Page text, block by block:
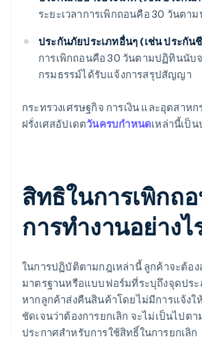
ระยะเวลาการเพิกถอนคือ 30 วันตา
ประกันภัยประเภทอื่นๆ (เช่น ประกัน
การเพิกถอนคือ 30 วันตามปฏิทินนับ
กรมธรรม์ได้รับแจ้งการสรุปสัญญา
กระทรวงเศรษฐกิจ การเงิน และอุตสาห
ฝรั่งเศสอัปเดตวันครบกําหนดเหล่านี้เป็น
สิทธิในการเพิกถ
การทำงานอย่างไ
ในการปฏิบัติตามกฎเหล่านี้ ลูกค้าจะต้อง
มาตรฐานหรือแบบฟอร์มที่ระบุถึงจุดประ
หากลูกค้าส่งคืนสินค้าโดยไม่มีการแจ้งใ
ชัดเจนว่าต้องการยกเลิก จะไม่เป็นไปต
ประกาศสำหรับการใช้สิทธิ์ในการยกเลิก